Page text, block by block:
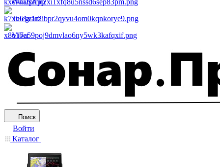
WhatsApp
Telegram
Viber
Поиск
Войти
Каталог